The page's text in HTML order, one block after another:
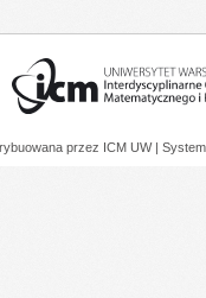
przez ICM UW |